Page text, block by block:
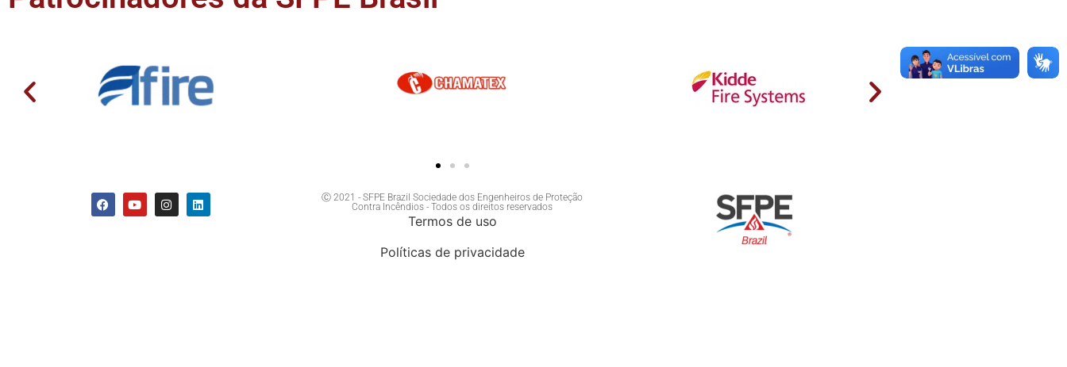
Ⓒ 2021 - SFPE Brazil Sociedade dos Engenheiros de Proteção
Contra Incêndios - Todos os direitos reservados
Termos de uso
Políticas de privacidade